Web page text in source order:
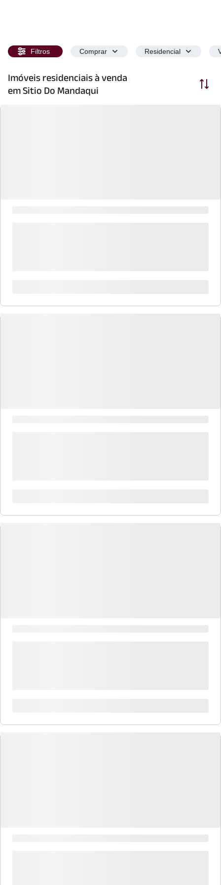
Filtros Comprar Residencial
Imóveis residenciais à venda
em Sitio Do Mandaqui
Ordenar